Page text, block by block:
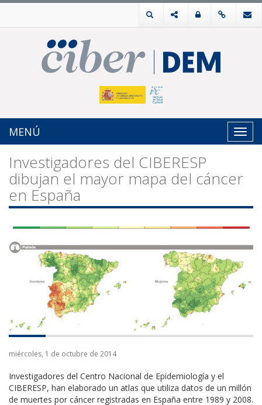
MENÚ
Investigadores del CIBERESP
dibujan el mayor mapa del cáncer
en España
miércoles, 1 de octubre de 2014
Investigadores del Centro Nacional de Epidemiología y el
CIBERESP, han elaborado un atlas que utiliza datos de un millón
de muertes por cáncer registradas en España entre 1989 y 2008.